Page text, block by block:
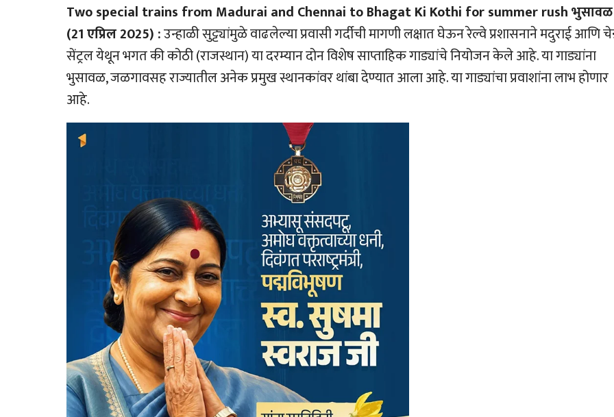
Two special trains from Madurai and Chennai to Bhagat Ki Kothi for summer rush भुसावळ
(21 एप्रिल 2025) :उन्हाळी सुट्ट्यांमुळे वाढलेल्या प्रवासी गर्दीची मागणी लक्षात घेऊन रेल्वे प्रशासनाने मदुराई आणि
सेंट्रल येथून भगत की कोठी (राजस्थान) या दरम्यान दोन विशेष साप्ताहिक गाड्यांचे नियोजन केले आहे. या गाड्यांना
भुसावळ, जळगावसह राज्यातील अनेक प्रमुख स्थानकांवर थांबा देण्यात आला आहे. या गाड्यांचा प्रवाशांना लाभ होणार
आहे.